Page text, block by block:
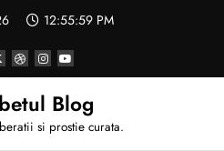
12:55:59 PM
Blog
si prostie curata.